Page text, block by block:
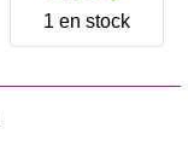
1 en stock